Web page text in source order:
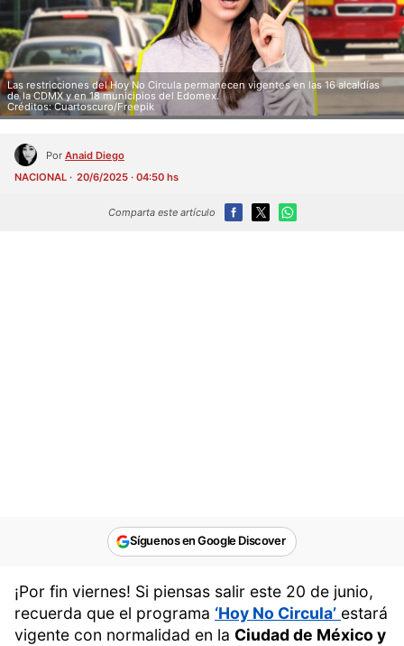
Las restricciones del Hoy No Circula permanecen vigentes en las 16 alcaldías
de la CDMX y en 18 municipios del Edomex.
Créditos: Cuartoscuro/Freepik
Por Anaid Diego
NACIONAL
20/6/2025 · 04:50 hs
Comparta este artículo
Síguenos en Google Discover
¡Por fin viernes! Si piensas salir este 20 de junio,
recuerda que el programa ‘Hoy No Circula’ estará
vigente con normalidad en la Ciudad de México y